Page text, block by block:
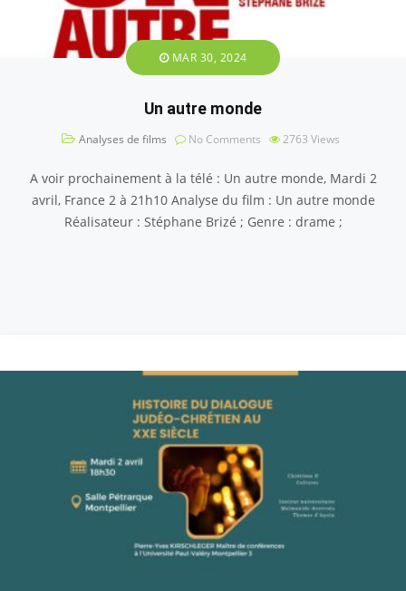
MAR 30, 2024
Un autre monde
Analyses de films No Comments 2763 Views
A voir prochainement à la télé : Un autre monde, Mardi 2
avril, France 2 à 21h10 Analyse du film : Un autre monde
Réalisateur : Stéphane Brizé ; Genre : drame ;